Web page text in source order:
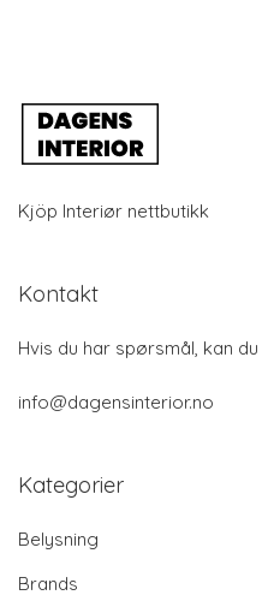
Kjöp Interiør nettbutikk
Kontakt
Hvis du har spørsmål, kan
info@dagensinterior.no
Kategorier
Belysning
Brands